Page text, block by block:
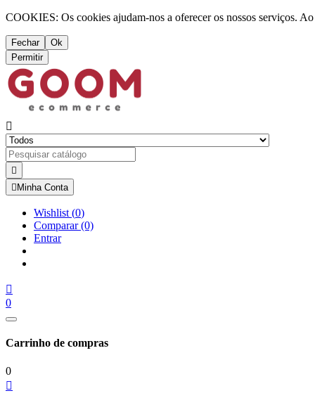
COOKIES: Os cookies ajudam-nos a oferecer os nossos serviços.
Fechar
Ok
Permitir


 Minha Conta
Wishlist (0)
Comparar(0)
Entrar

0
Carrinho de compras
0
